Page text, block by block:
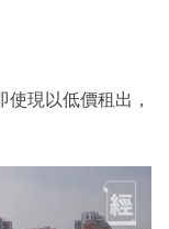
現以低價租出，